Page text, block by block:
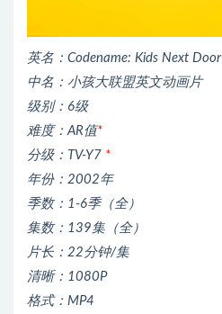
英名：Codename: Kids Next Door
中名：小孩大联盟英文动画片
级别：6级
难度：AR值*
分级：TV-Y7 *
年份：2002年
季数：1-6季（全）
集数：139集（全）
片长：22分钟/集
清晰：1080P
格式：MP4